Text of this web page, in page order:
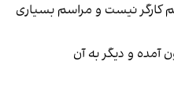
نیست و مراسم بسیاری
آمده و دیگر به آن